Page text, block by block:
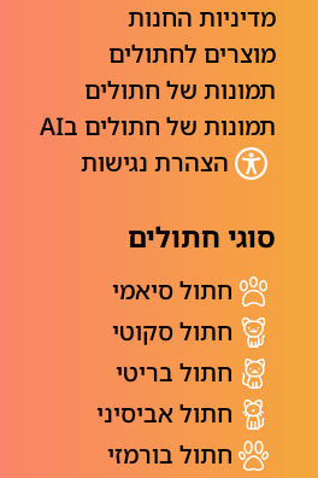
מדיניות החנות
מוצרים לחתולים
תמונות של חתולים
תמונות של חתולים בAI
הצהרת נגישות
סוגי חתולים
חתול סיאמי
חתול סקוטי
חתול בריטי
חתול אביסיני
חתול בורמזי